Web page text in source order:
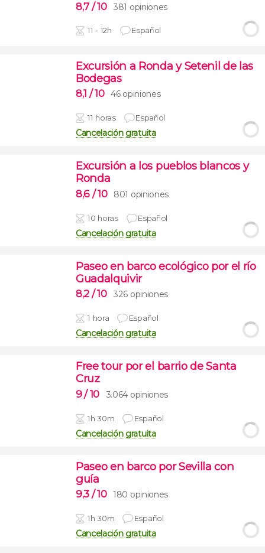
8,7 / 10 381 opiniones
11 - 12h Español
Excursión a Ronda y Setenil de las
Bodegas
8,1 / 10 46 opiniones
11 horas Español
Cancelación gratuita
Excursión a los pueblos blancos y
Ronda
8,6 / 10 801 opiniones
10 horas Español
Cancelación gratuita
Paseo en barco ecológico por el río
Guadalquivir
8,2 / 10 326 opiniones
1 hora Español
Cancelación gratuita
Free tour por el barrio de Santa
Cruz
9/ 10 3.064 opiniones
1h 30m Español
Cancelación gratuita
Paseo en barco por Sevilla con
guía
9,3 / 10 180 opiniones
1h 30m Español
Cancelación gratuita